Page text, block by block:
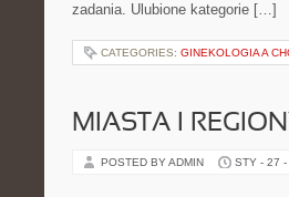
zadania. Ulubione kategorie […]
CATEGORIES: GINEKOLOGIA A
MIASTA I
POSTED BY ADMIN STY - 27 -